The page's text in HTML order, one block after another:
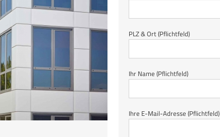
PLZ & Ort (Pflichtfeld)
Ihr Name (Pflichtfeld)
Ihre E-Mail-Adresse (Pflichtfeld)